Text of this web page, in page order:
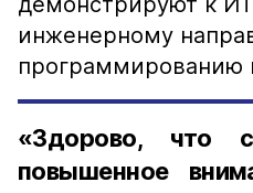
инженерному
программированию
«Здорово, что
повышенное